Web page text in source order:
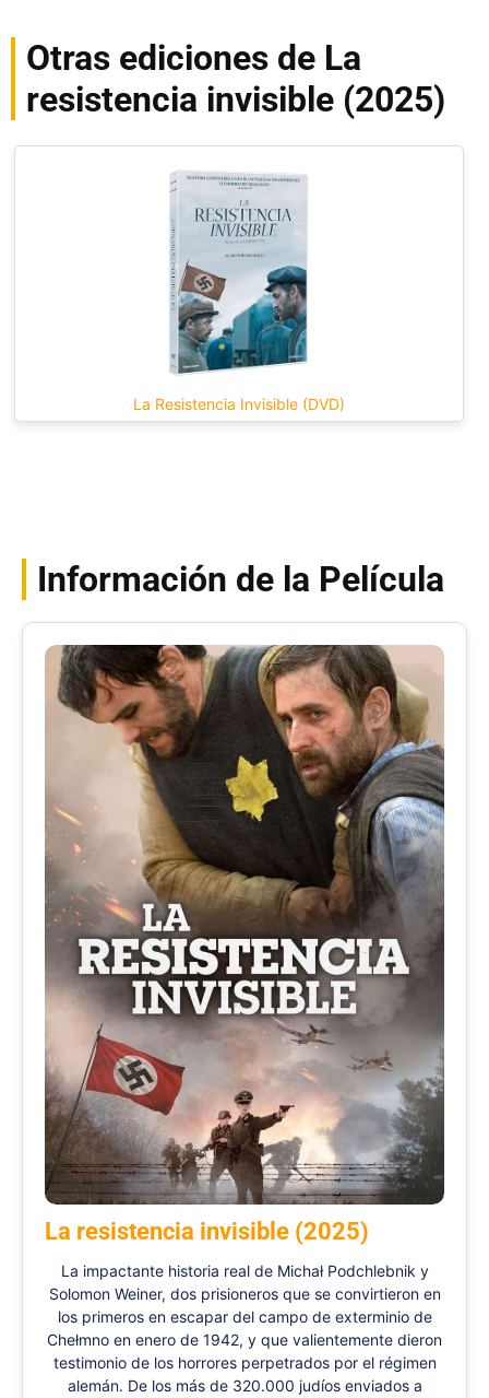
Otras ediciones de La
resistencia invisible (2025)
La Resistencia Invisible (DVD)
Información de la Película
La resistencia invisible (2025)
La impactante historia real de Michał Podchlebnik y
Solomon Weiner, dos prisioneros que se convirtieron en
los primeros en escapar del campo de exterminio de
Chełmno en enero de 1942, y que valientemente dieron
testimonio de los horrores perpetrados por el régimen
alemán. De los más de 320.000 judíos enviados a